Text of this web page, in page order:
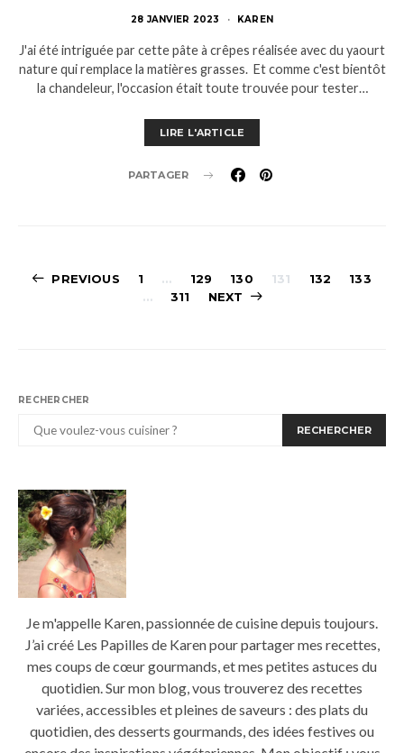
28 JANVIER 2023 KAREN
J'ai été intriguée par cette pâte à crêpes réalisée avec du yaourt
nature qui remplace la matières grasses. Et comme c'est bientôt
la chandeleur, l'occasion était toute trouvée pour tester…
LIRE L'ARTICLE
PARTAGER
Pagination
des
PREVIOUS 1 … 129 130 131 132
133
…
311 NEXT
RECHERCHER
RECHERCHER
Je m'appelle Karen, passionnée de cuisine depuis toujours.
J’ai créé Les Papilles de Karen pour partager mes recettes,
mes coups de cœur gourmands, et mes petites astuces du
quotidien. Sur mon blog, vous trouverez des recettes
variées, accessibles et pleines de saveurs : des plats du
quotidien, des desserts gourmands, des idées festives ou